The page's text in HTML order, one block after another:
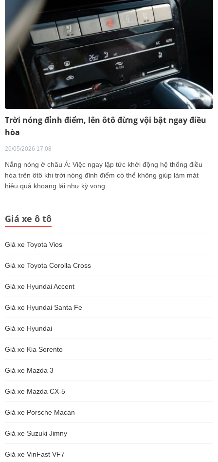
Trời nóng đỉnh điểm, lên ôtô đừng vội bật ngay điều
hòa
26/05/2026 17:08
Nắng nóng ở châu Á: Việc ngay lập tức khởi động hệ thống điều
hòa trên ôtô khi trời nóng đỉnh điểm có thể không giúp làm mát
hiệu quả khoang lái như kỳ vọng.
Giá xe ô tô
Giá xe Toyota Vios
Giá xe Toyota Corolla Cross
Giá xe Hyundai Accent
Giá xe Hyundai Santa Fe
Giá xe Hyundai
Giá xe Kia Sorento
Giá xe Mazda 3
Giá xe Mazda CX-5
Giá xe Porsche Macan
Giá xe Suzuki Jimny
Giá xe VinFast VF7